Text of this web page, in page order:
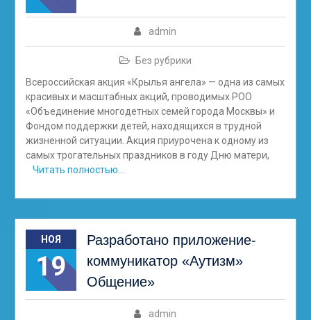
admin
Без рубрики
Всероссийская акция «Крылья ангела» — одна из самых
красивых и масштабных акций, проводимых РОО
«Объединение многодетных семей города Москвы» и
Фондом поддержки детей, находящихся в трудной
жизненной ситуации. Акция приурочена к одному из
самых трогательных праздников в году Дню матери,
Читать полностью…
НОЯ
19
Разработано приложение-
коммуникатор «Аутизм»
Общение»
admin